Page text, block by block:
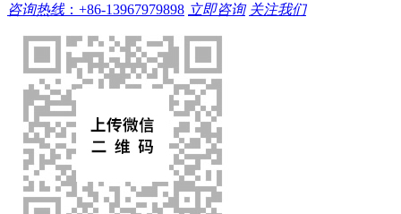
咨询热线： +86-13967979898 立即咨询 关注我们